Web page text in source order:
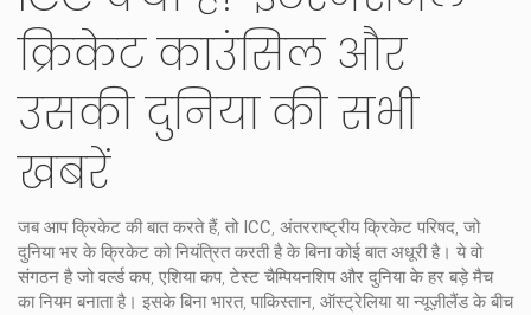
क्रिकेट काउंसिल और
उसकी दुनिया की सभी
खबरें
जब आप क्रिकेट की बात करते हैं, तो ICC, अंतरराष्ट्रीय क्रिकेट परिषद, जो
दुनिया भर के क्रिकेट को नियंत्रित करती हैके बिना कोई बात अधूरी है। ये वो
संगठन है जो वर्ल्ड कप, एशिया कप, टेस्ट चैम्पियनशिप और दुनिया के हर बड़े मैच
का नियम बनाता है। इसके बिना भारत, पाकिस्तान, ऑस्ट्रेलिया या न्यूज़ीलैंड के बीच